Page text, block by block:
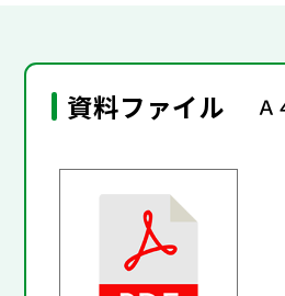
資料ファイル Ａ